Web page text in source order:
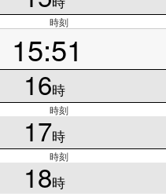
時刻
15:51
16時
時刻
17時
時刻
18時